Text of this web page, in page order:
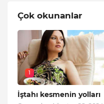
Çok okunanlar
1
İştahı kesmenin yolları